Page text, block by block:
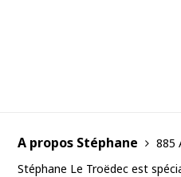
A propos Stéphane
885
Stéphane Le Troëdec est